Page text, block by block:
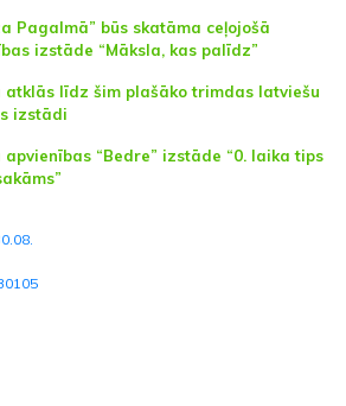
Pagalmā” būs skatāma ceļojošā
izstāde “Māksla, kas palīdz”
atklās līdz šim plašāko trimdas latviešu
izstādi
“Bedre” izstāde “0. laika tips